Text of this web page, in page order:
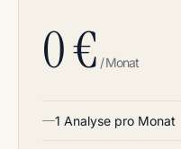
0 € / Monat
1 Analyse pro Monat